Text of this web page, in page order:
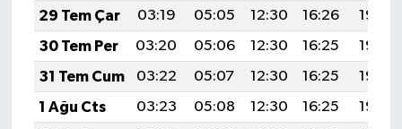
29 Tem Çar
03:19 05:05 12:30 16:26
19:46
30 Tem Per
03:20 05:06 12:30 16:25
19:45
31 Tem Cum
03:22 05:07 12:30 16:25
19:44
1 Ağu Cts
03:23 05:08 12:30 16:25
19:43
SİYASET
Spor
Ulusal